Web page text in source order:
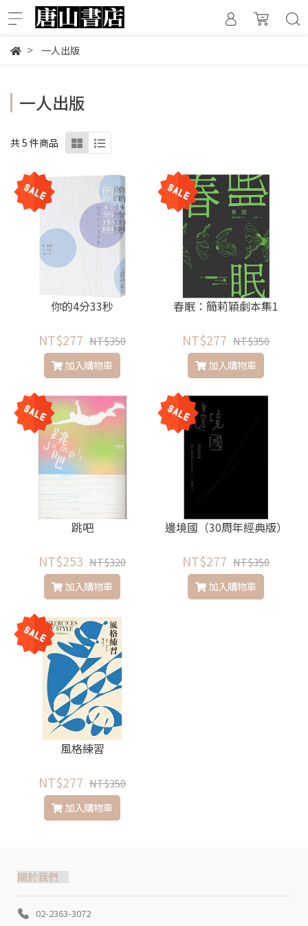
一人出版
一人出版
共 5 件商品
你的4分33秒
NT$277 NT$350
加入購物車
春眠：簡莉穎劇本集1
NT$277 NT$350
加入購物車
跳吧
NT$253 NT$320
加入購物車
邊境國（30周年經典版）
NT$277 NT$350
加入購物車
風格練習
NT$277 NT$350
加入購物車
關於我們
02-2363-3072